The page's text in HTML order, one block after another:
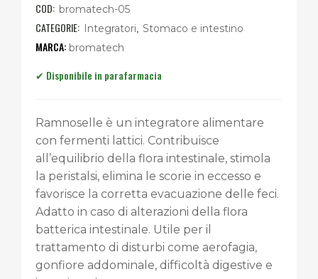
COD: bromatech-05
CATEGORIE: Integratori Stomaco e intestino
bromatech
Ramnoselle è un integratore alimentare
con fermenti lattici. Contribuisce
all’equilibrio della flora intestinale, stimola
la peristalsi, elimina le scorie in eccesso e
favorisce la corretta evacuazione delle feci.
Adatto in caso di alterazioni della flora
batterica intestinale. Utile per il
trattamento di disturbi come aerofagia,
gonfiore addominale, difficoltà digestive e